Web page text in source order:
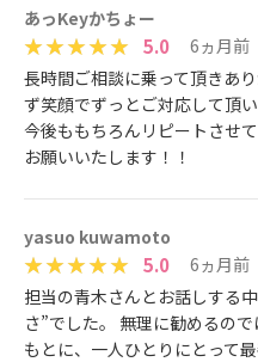
あっKeyかちょー
5.0
6ヵ月前
長時間ご相談に乗って頂きあ
ず笑顔でずっとご対応して頂
今後ももちろんリピートさせ
お願いいたします！！
yasuo kuwamoto
5.0
6ヵ月前
担当の青木さんとお話しする
さ”でした。 無理に勧めるの
もとに、一人ひとりにとって